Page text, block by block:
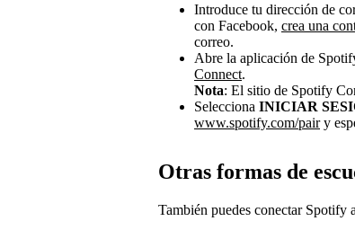
Introduce tu dirección de
con Facebook, crea una
correo.
Abre la aplicación de
Connect.
Nota: El sitio de Spotify
Selecciona INICIAR
www.spotify.com/pairy
Otras formas de
También puedes conectar Spotify